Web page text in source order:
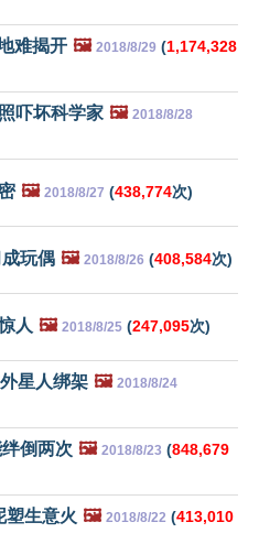
难揭开 🖼️ 2018/8/29 (1,174,328
吓坏科学家 🖼️ 2018/8/28
🖼️ 2018/8/27 (438,774次)
玩偶 🖼️ 2018/8/26 (408,584次)
人 🖼️ 2018/8/25 (247,095次)
星人绑架 🖼️ 2018/8/24
倒两次 🖼️ 2018/8/23 (848,679
塑生意火 🖼️ 2018/8/22 (413,010